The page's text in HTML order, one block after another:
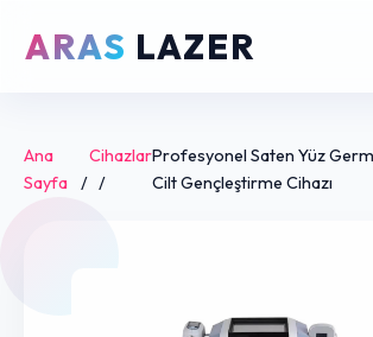
ARAS LAZER
Ana
Sayfa
/
Cihazlar
/
Profesyonel Saten Yüz
Cilt Gençleştirme Cihazı